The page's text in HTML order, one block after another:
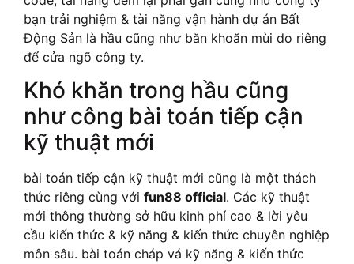
bạn trải nghiệm & tài năng vận hành dự án Bất
Động Sản là hầu cũng như băn khoăn mùi do riêng
để cửa ngõ công ty.
Khó khăn trong hầu cũng
như công bài toán tiếp cận
kỹ thuật mới
bài toán tiếp cận kỹ thuật mới cũng là một thách
thức riêng cùng với fun88 official. Các kỹ thuật
mới thông thường sở hữu kinh phí cao & lời yêu
cầu kiến thức & kỹ năng & kiến thức chuyên nghiệp
môn sâu. bài toán cháp vá kỹ năng & kiến thức